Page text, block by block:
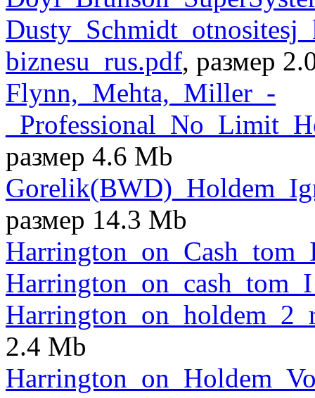
biznesu_rus.pdf, размер
Flynn,_Mehta,_Miller_-
размер 4.6 Mb
размер 14.3 Mb
2.4 Mb